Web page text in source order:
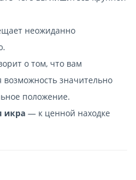
неожиданно
о том, что вам
возможность значительно
положение.
икра — к ценной находке